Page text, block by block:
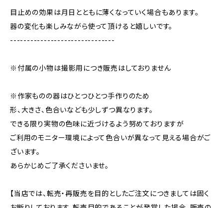
目止めの効果は月日とともに薄くなっていく場合もあります。
器の変化も楽しみながら使って頂けると嬉しいです。
-------------------------------
※付属の小物は撮影用につき販売はしておりません
※作家ものの器はひとつひとつ手作りのため
形、大きさ、色合いなども少しずつ異なります。
できる限り実物の色味に近づけるよう努めておりますが
ご利用のモニター環境によって色合いが異なって見える場合がご
ざいます。
あらかじめご了承くださいませ。
【当店では、転売・再販売を目的としたご注文につきましては固く